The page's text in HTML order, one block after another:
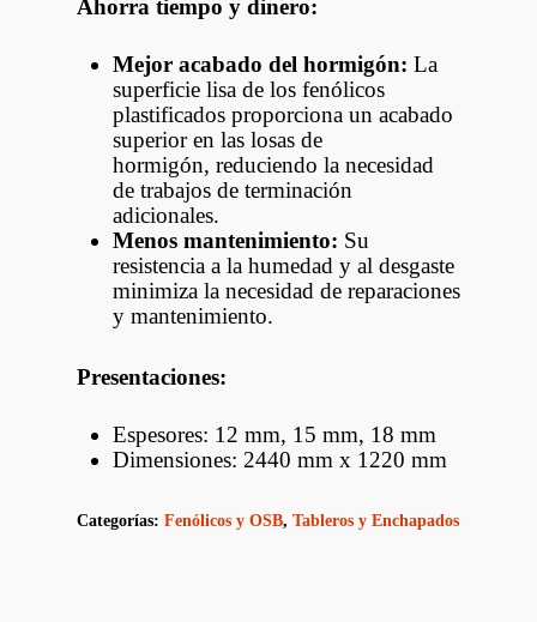
Ahorra tiempo y dinero:
Mejor acabado del hormigón: La
superficie lisa de los fenólicos
plastificados proporciona un acabado
superior en las losas de
hormigón, reduciendo la necesidad
de trabajos de terminación
adicionales.
Menos mantenimiento: Su
resistencia a la humedad y al desgaste
minimiza la necesidad de reparaciones
y mantenimiento.
Presentaciones:
Espesores: 12 mm, 15 mm, 18 mm
Dimensiones: 2440 mm x 1220 mm
Categorías: Fenólicos y OSB, Tableros y Enchapados